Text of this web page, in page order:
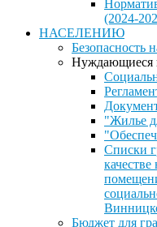
(2024-
НАСЕЛЕНИЮ
Безопасность
Нуждающиеся
"Жилье
Списки
Бюджет для